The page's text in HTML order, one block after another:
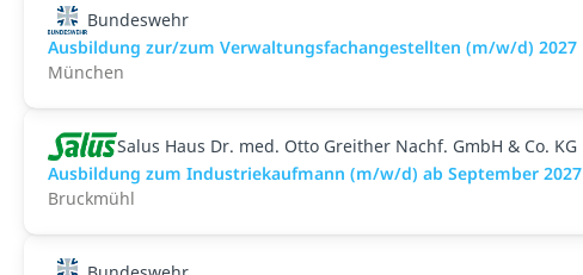
Bundeswehr
Ausbildung zur/zum Verwaltungsfachangestellten (m/w/d) 2027
München
Salus Haus Dr. med. Otto Greither Nachf. GmbH & Co. KG
Ausbildung zum Industriekaufmann (m/w/d) ab September 2027
Bruckmühl